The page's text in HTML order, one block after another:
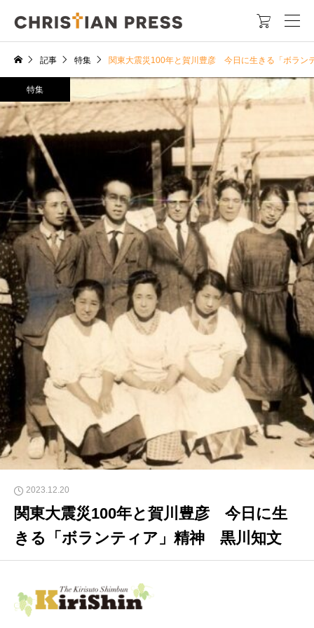

記事 特集 関東大震災100年と賀川豊彦 今日に生きる「ボラ
特集
2023.12.20
関東大震災100年と賀川豊彦 今日に生
きる「ボランティア」精神 黒川知文